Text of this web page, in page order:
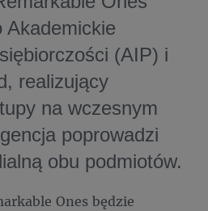
Akademickie
(AIP) i
realizujący
na wczesnym
poprowadzi
obu podmiotów.
Ones będzie